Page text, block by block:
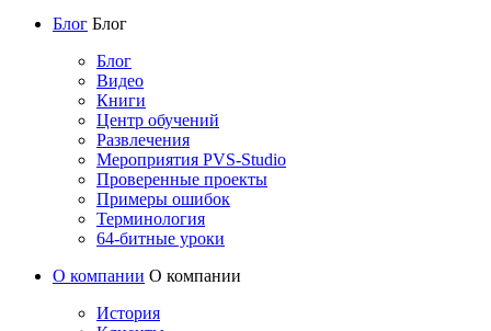
Блог Блог
Блог
Видео
Книги
Центр обучений
Развлечения
Мероприятия PVS-Studio
Проверенные проекты
Примеры ошибок
Терминология
64-битные уроки
О компании О компании
История